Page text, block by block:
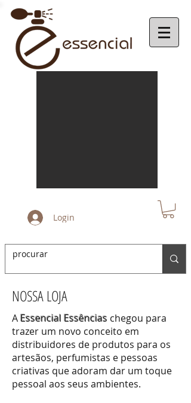
Login
NOSSA LOJA
AEssencial Essências chegou para
trazer um novo conceito em
distribuidores de produtos para os
artesãos, perfumistas e pessoas
criativas que adoram dar um toque
pessoal aos seus ambientes.